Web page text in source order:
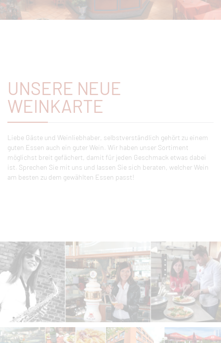
UNSERE NEUE
WEINKARTE
Liebe Gäste und Weinliebhaber, selbstverständlich gehört zu einem
guten Essen auch ein guter Wein. Wir haben unser Sortiment
möglichst breit gefächert, damit für jeden Geschmack etwas dabei
ist. Sprechen Sie mit uns und lassen Sie sich beraten, welcher Wein
am besten zu dem gewählten Essen passt!